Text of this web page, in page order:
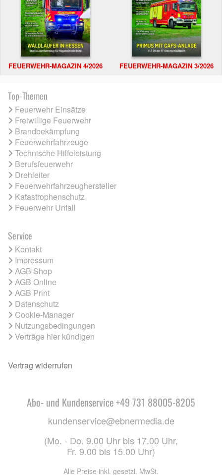
FEUERWEHR-MAGAZIN 4/2026 FEUERWEHR-MAGAZIN 3/2026
Top-Themen
Feuerwehr Einsätze
Freiwillige Feuerwehr
Brandbekämpfung
Feuerwehrfahrzeuge
Technische Hilfeleistung
Berufsfeuerwehr
Drehleiter
Feuerwehrfahrzeughersteller
Katastrophenschutz
Feuerwehr Unfall
Service
Kontakt
Impressum
AGB Shop
AGB Online
AGB Print
Datenschutz
Cookie-Manager
Nutzungsbedingungen
Verträge hier kündigen
Vertrag widerrufen
Abo- und Kundenservice +49 731 88005-8205
kundenservice@ebnermedia.de
(Mo. - Do. 9.00 Uhr bis 17.00 Uhr,
Fr. 9.00 bis 15.00 Uhr)
Alle Preise inkl. gesetzl. MwSt.